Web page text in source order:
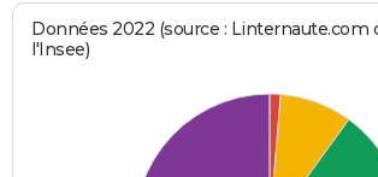
Données 2022 (source : Linternaute.com
l'Insee)